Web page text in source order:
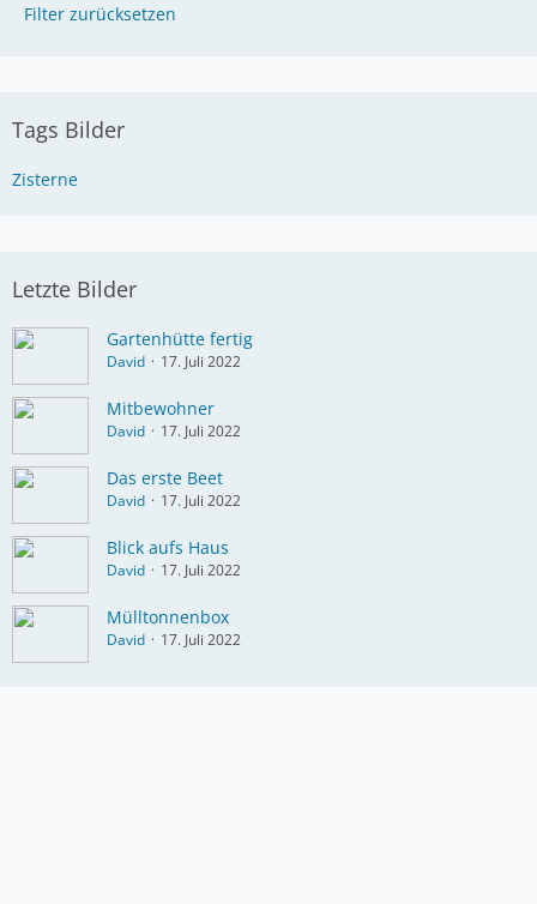
Filter zurücksetzen
Tags Bilder
Zisterne
Letzte Bilder
Gartenhütte fertig
David 17. Juli 2022
Mitbewohner
David 17. Juli 2022
Das erste Beet
David 17. Juli 2022
Blick aufs Haus
David 17. Juli 2022
Mülltonnenbox
David 17. Juli 2022